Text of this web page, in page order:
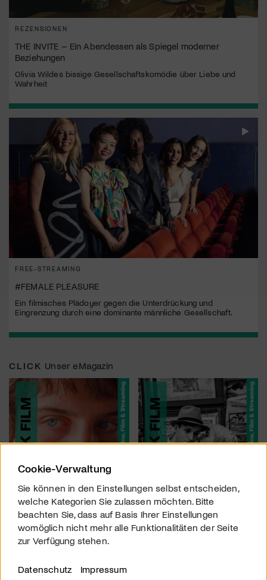
REZENSIONEN
THE INVITE – Ein Abendessen als Spiegel moderner
Beziehungen
Olivia Wildes bissige Gesellschaftskomödie über Liebe und
Wahrheit
FREE-STREAMING
#FEMALE PLEASURE
Ein filmisches Plädoyer gegen die Unterdrückung und
Eingrenzung durch eine dominante männliche Gesellschaft.
CLICK Unser eMagazin
Cookie-Verwaltung
Sie können in den Einstellungen selbst entscheiden,
welche Kategorien Sie zulassen möchten. Bitte
beachten Sie, dass auf Basis Ihrer Einstellungen
womöglich nicht mehr alle Funktionalitäten der Seite
zur Verfügung stehen.
Datenschutz Impressum